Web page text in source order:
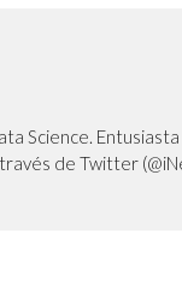
Science.
de Twitter